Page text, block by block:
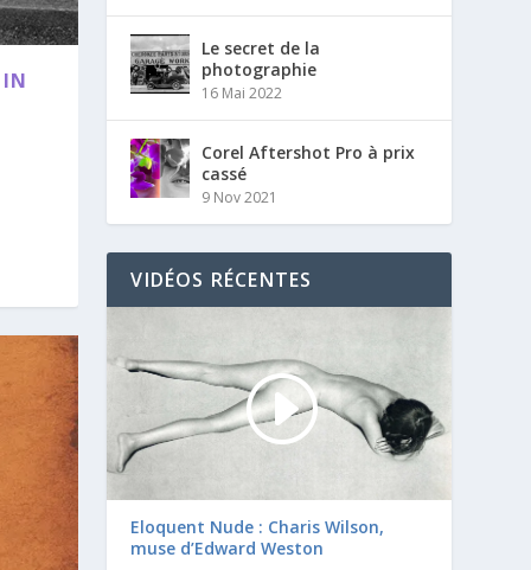
IN
Le secret de la
photographie
16 Mai 2022
Corel Aftershot Pro à prix
cassé
9 Nov 2021
VIDÉOS RÉCENTES
Eloquent Nude : Charis Wilson,
muse d’Edward Weston